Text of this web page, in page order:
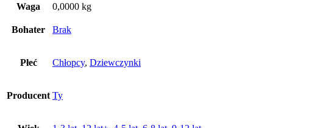
Waga 0,0000 kg
Bohater Brak
Płeć Chłopcy, Dziewczynki
Producent Ty